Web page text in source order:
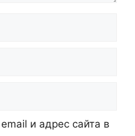
и адрес сайта в